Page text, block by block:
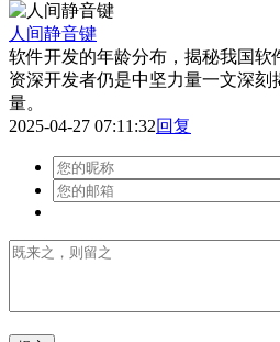
人间静音键
软件开发的年龄分布，揭秘我国软
资深开发者仍是中坚力量一文深刻
量。
2025-04-27 07:11:32回复